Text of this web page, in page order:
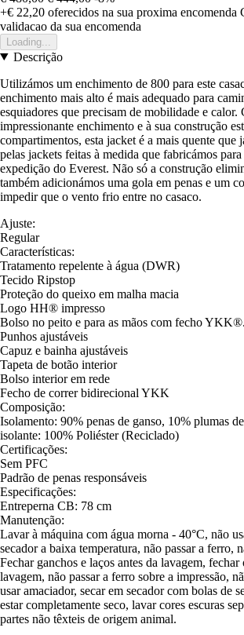
+€ 22,20 oferecidos na sua proxima encomenda
validacao da sua encomenda
Loading...
Descrição
Utilizámos um enchimento de 800 para este
enchimento mais alto é mais adequado para
esquiadores que precisam de mobilidade e calor.
impressionante enchimento e à sua construção
compartimentos, esta jacket é a mais quente que
pelas jackets feitas à medida que fabricámos
expedição do Everest. Não só a construção
também adicionámos uma gola em penas e um
impedir que o vento frio entre no casaco.
Ajuste:
Regular
Características:
Tratamento repelente à água (DWR)
Tecido Ripstop
Proteção do queixo em malha macia
Logo HH® impresso
Bolso no peito e para as mãos com fecho YKK®.
Punhos ajustáveis
Capuz e bainha ajustáveis
Tapeta de botão interior
Bolso interior em rede
Fecho de correr bidirecional YKK
Composição:
Isolamento: 90% penas de ganso, 10% plumas
isolante: 100% Poliéster (Reciclado)
Certificações:
Sem PFC
Padrão de penas responsáveis
Especificações:
Entreperna CB: 78 cm
Manutenção:
Lavar à máquina com água morna - 40°C, não
secador a baixa temperatura, não passar a ferro,
Fechar ganchos e laços antes da lavagem, fechar
lavagem, não passar a ferro sobre a impressão,
usar amaciador, secar em secador com bolas de
estar completamente seco, lavar cores escuras
partes não têxteis de origem animal.